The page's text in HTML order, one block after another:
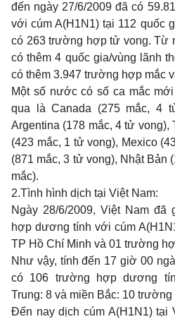
đến ngày 27/6/2009 đã có
với cúm A(H1N1) tại 112 quốc
có 263 trường hợp tử vong. Từ
có thêm 4 quốc gia/vùng lãnh
có thêm 3.947 trường hợp mắc
Một số nước có số ca mắc
qua là Canada (275 mắc, 4
Argentina (178 mắc, 4 tử vong),
(423 mắc, 1 tử vong), Mexico
(871 mắc, 3 tử vong), Nhật Bản
mắc).
2.Tình hình dịch tại Việt Nam:
Ngày 28/6/2009, Việt Nam đã
hợp dương tính với cúm
TP Hồ Chí Minh và 01 trường
Như vậy, tính đến 17 giờ 00
có 106 trường hợp dương
Trung: 8 và miền Bắc: 10 trường
Đến nay dịch cúm A(H1N1) tại